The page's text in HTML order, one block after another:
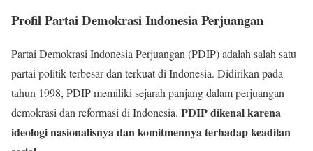
Profil Partai Demokrasi Indonesia Perjuangan
Partai Demokrasi Indonesia Perjuangan (PDIP) adalah salah satu
partai politik terbesar dan terkuat di Indonesia. Didirikan pada
tahun 1998, PDIP memiliki sejarah panjang dalam perjuangan
demokrasi dan reformasi di Indonesia. PDIP dikenal karena
ideologi nasionalisnya dan komitmennya terhadap keadilan